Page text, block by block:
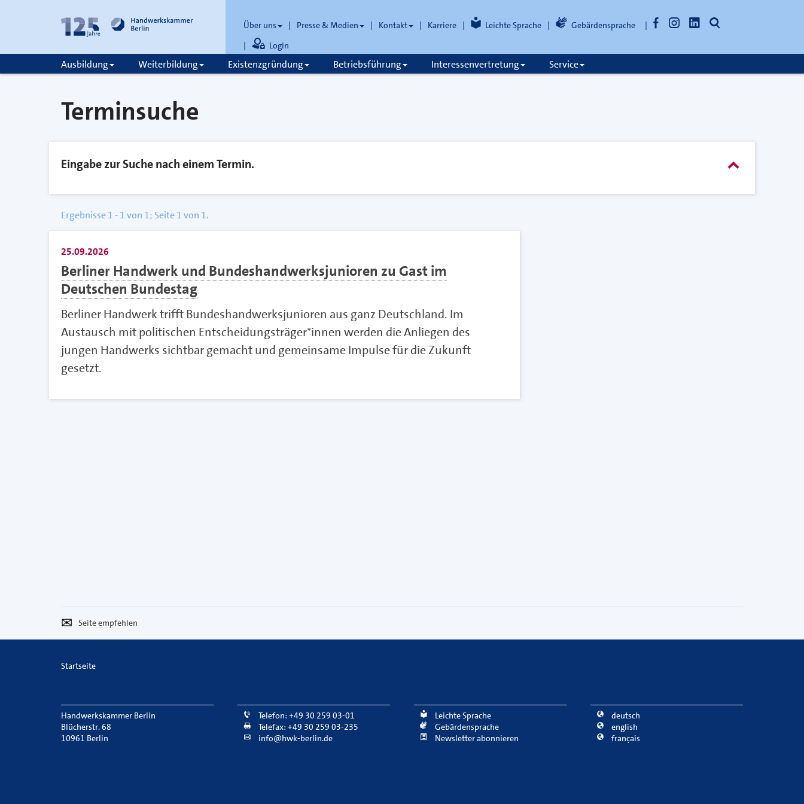
zum
zur
Über uns Presse & Medien Kontakt Karriere Leichte Sprache Gebärdensprache FacebookInstagramLinkedInSuche
Login
Ausbildung Weiterbildung Existenzgründung Betriebsführung Interessenvertretung Service
Terminsuche
Eingabe zur Suche nach einem Termin.
Suchmaske
ausklappen
Ergebnisse 1 - 1 von 1; Seite 1 von 1.
25.09.2026
Berliner Handwerk und Bundeshandwerksjunioren zu Gast im
Deutschen Bundestag
Berliner Handwerk trifft Bundeshandwerksjunioren aus ganz Deutschland. Im
Austausch mit politischen Entscheidungsträger*innen werden die Anliegen des
jungen Handwerks sichtbar gemacht und gemeinsame Impulse für die Zukunft
gesetzt.
Seite
empfehlen
Per
E-
Mail
Startseite
Handwerkskammer Berlin
Blücherstr. 68
10961 Berlin
Telefon: +49 30 259 03-01
Telefax: +49 30 259 03-235
info@hwk-berlin.de
Leichte Sprache
Gebärdensprache
Newsletter abonnieren
deutsch
english
français